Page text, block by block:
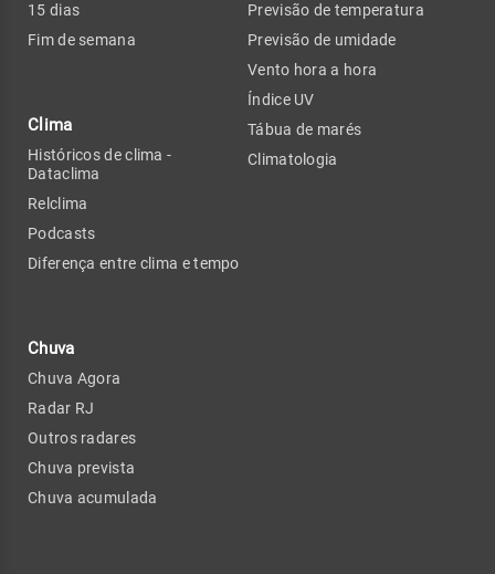
15 dias
Fim de semana
Clima
Históricos de clima -
Dataclima
Relclima
Podcasts
Diferença entre clima e tempo
Chuva
Chuva Agora
Radar RJ
Outros radares
Chuva prevista
Chuva acumulada
Previsão de temperatura
Previsão de umidade
Vento hora a hora
Índice UV
Tábua de marés
Climatologia